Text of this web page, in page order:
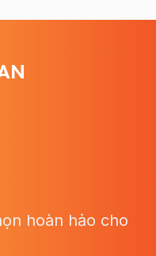
hoàn hảo cho